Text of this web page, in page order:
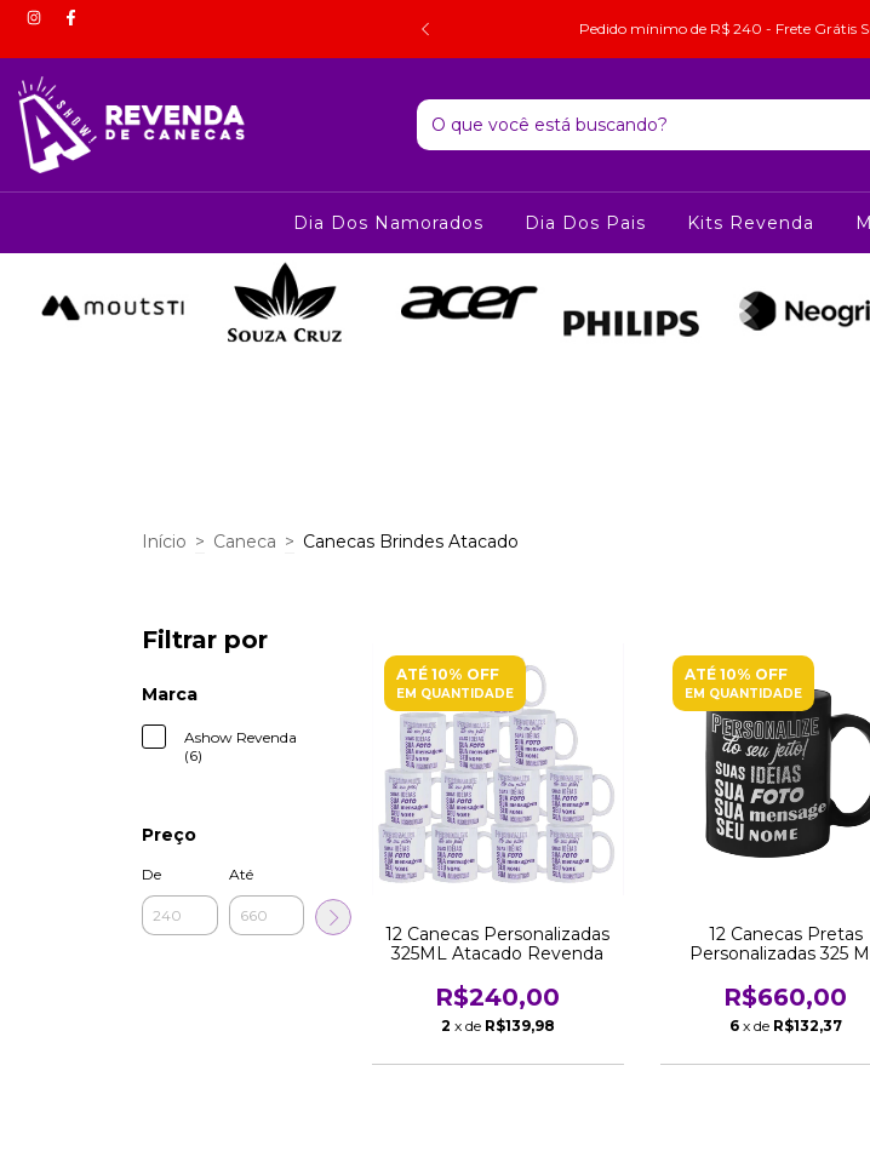
do valor correspondente mediante comprovação por
Pedido mínimo de R$ 240 - Frete Grátis
Dia Dos Namorados Dia Dos Pais Kits Revenda
Início > Caneca > Canecas Brindes Atacado
Filtrar por
Marca
Ashow Revenda
(6)
Preço
De Até
ATÉ 10% OFF
EM QUANTIDADE
12 Canecas Personalizadas
325ML Atacado Revenda
R$240,00
2 x de R$139,98
ATÉ 10% OFF
EM QUANTIDADE
12 Canecas Pretas
Personalizadas 325
R$660,00
6 x de R$132,37